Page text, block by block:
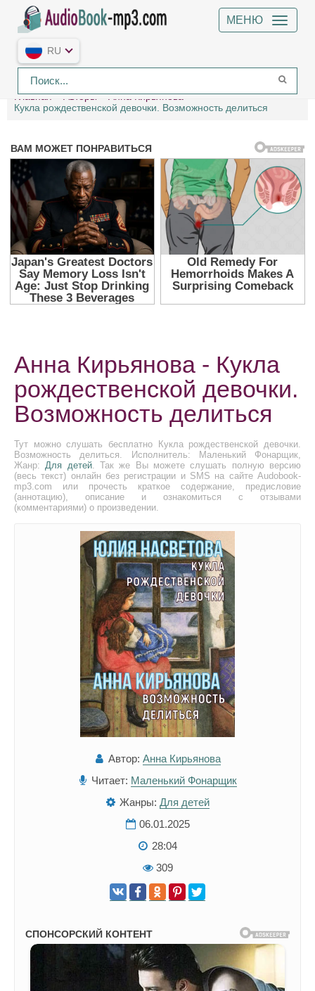
МЕНЮ
RU
Главная Авторы
Анна Кирьянова
Кукла рождественской девочки. Возможность делиться
Анна Кирьянова - Кукла
рождественской девочки.
Возможность делиться
Тут можно слушать бесплатно Кукла рождественской девочки.
Возможность делиться. Исполнитель: Маленький Фонарщик,
Жанр:Для детей. Так же Вы можете слушать полную версию
(весь текст) онлайн без регистрации и SMS на сайте Audobook-
mp3.com или прочесть краткое содержание, предисловие
(аннотацию), описание и ознакомиться с отзывами
(комментариями) о произведении.
Автор: Анна Кирьянова
Читает: Маленький Фонарщик
Жанры: Для детей
06.01.2025
28:04
309